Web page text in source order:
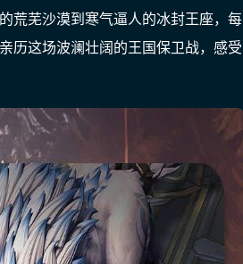
荒芜沙漠到寒气逼人的冰封王座，每
历这场波澜壮阔的王国保卫战，感受